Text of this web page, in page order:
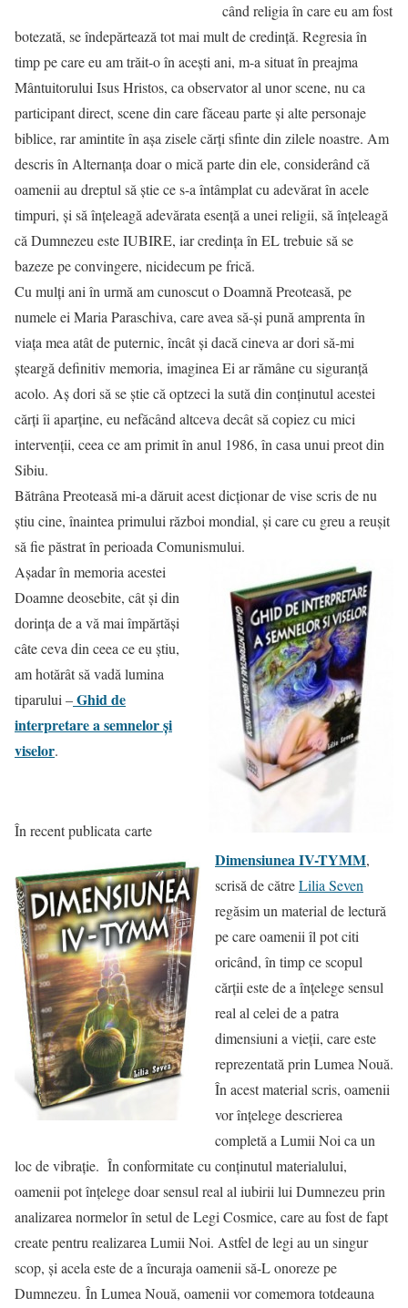
când religia în care eu am fost
botezată, se îndepărtează tot mai mult de credință. Regresia în
timp pe care eu am trăit-o în acești ani, m-a situat în preajma
Mântuitorului Isus Hristos, ca observator al unor scene, nu ca
participant direct, scene din care făceau parte și alte personaje
biblice, rar amintite în așa zisele cărți sfinte din zilele noastre. Am
descris în Alternanța doar o mică parte din ele, considerând că
oamenii au dreptul să știe ce s-a întâmplat cu adevărat în acele
timpuri, și să înțeleagă adevărata esență a unei religii, să înțeleagă
că Dumnezeu este IUBIRE, iar credința în EL trebuie să se
bazeze pe convingere, nicidecum pe frică.
Cu mulți ani în urmă am cunoscut o Doamnă Preoteasă, pe
numele ei Maria Paraschiva, care avea să-și pună amprenta în
viața mea atât de puternic, încât și dacă cineva ar dori să-mi
șteargă definitiv memoria, imaginea Ei ar rămâne cu siguranță
acolo. Aș dori să se știe că optzeci la sută din conținutul acestei
cărți îi aparține, eu nefăcând altceva decât să copiez cu mici
intervenții, ceea ce am primit în anul 1986, în casa unui preot din
Sibiu.
Bătrâna Preoteasă mi-a dăruit acest dicționar de vise scris de nu
știu cine, înaintea primului război mondial, și care cu greu a reușit
să fie păstrat în perioada Comunismului.
Așadar în memoria acestei
Doamne deosebite, cât și din
dorința de a vă mai împărtăși
câte ceva din ceea ce eu știu,
am hotărât să vadă lumina
tiparului –Ghid de
interpretare a semnelor și
viselor.
În recent publicata carte
Dimensiunea IV-TYMM,
scrisă de cătreLilia Seven
regăsim un material de lectură
pe care oamenii îl pot citi
oricând, în timp ce scopul
cărții este de a înțelege sensul
real al celei de a patra
dimensiuni a vieții, care este
reprezentată prin Lumea Nouă.
În acest material scris, oamenii
vor înțelege descrierea
completă a Lumii Noi ca un
loc de vibrație. În conformitate cu conținutul materialului,
oamenii pot înțelege doar sensul real al iubirii lui Dumnezeu prin
analizarea normelor în setul de Legi Cosmice, care au fost de fapt
create pentru realizarea Lumii Noi. Astfel de legi au un singur
scop, și acela este de a încuraja oamenii să-L onoreze pe
Dumnezeu. În Lumea Nouă, oamenii vor comemora totdeauna